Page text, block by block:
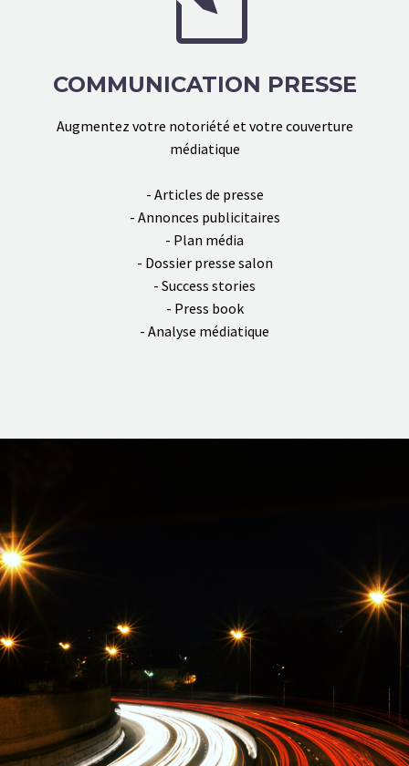
COMMUNICATION PRESSE
Augmentez votre notoriété et votre couverture
médiatique
- Articles de presse
- Annonces publicitaires
- Plan média
- Dossier presse salon
- Success stories
- Press book
- Analyse médiatique